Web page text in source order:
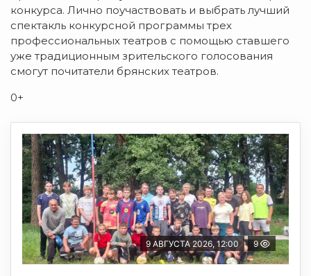
конкурса. Лично поучаствовать и выбрать лучший
спектакль конкурсной программы трех
профессиональных театров с помощью ставшего
уже традиционным зрительского голосования
смогут почитатели брянских театров.
0+
9 АВГУСТА 2026, 12:00 9